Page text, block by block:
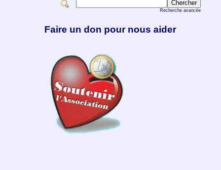
Recherche avancée
Faire un don pour nous aider